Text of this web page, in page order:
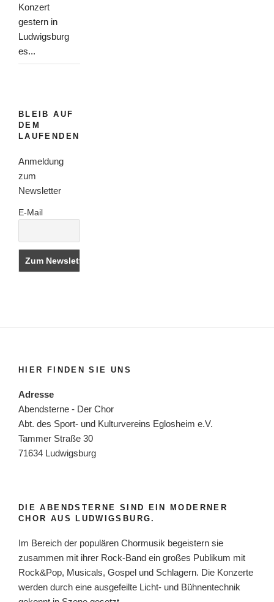
Konzert
gestern in
Ludwigsburg
es...
BLEIB AUF
DEM
LAUFENDEN
Anmeldung
zum
Newsletter
E-Mail
HIER FINDEN SIE UNS
Adresse
Abendsterne - Der Chor
Abt. des Sport- und Kulturvereins Eglosheim e.V.
Tammer Straße 30
71634 Ludwigsburg
DIE ABENDSTERNE SIND EIN MODERNER
CHOR AUS LUDWIGSBURG.
Im Bereich der populären Chormusik begeistern sie
zusammen mit ihrer Rock-Band ein großes Publikum mit
Rock&Pop, Musicals, Gospel und Schlagern. Die Konzerte
werden durch eine ausgefeilte Licht- und Bühnentechnik